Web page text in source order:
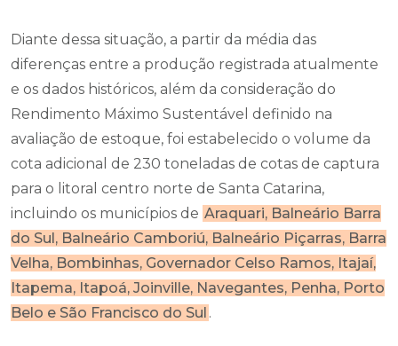
Diante dessa situação, a partir da média das
diferenças entre a produção registrada atualmente
e os dados históricos, além da consideração do
Rendimento Máximo Sustentável definido na
avaliação de estoque, foi estabelecido o volume da
cota adicional de 230 toneladas de cotas de captura
para o litoral centro norte de Santa Catarina,
incluindo os municípios de Araquari, Balneário Barra
do Sul, Balneário Camboriú, Balneário Piçarras, Barra
Velha, Bombinhas, Governador Celso Ramos, Itajaí,
Itapema, Itapoá, Joinville, Navegantes, Penha, Porto
Belo e São Francisco do Sul .